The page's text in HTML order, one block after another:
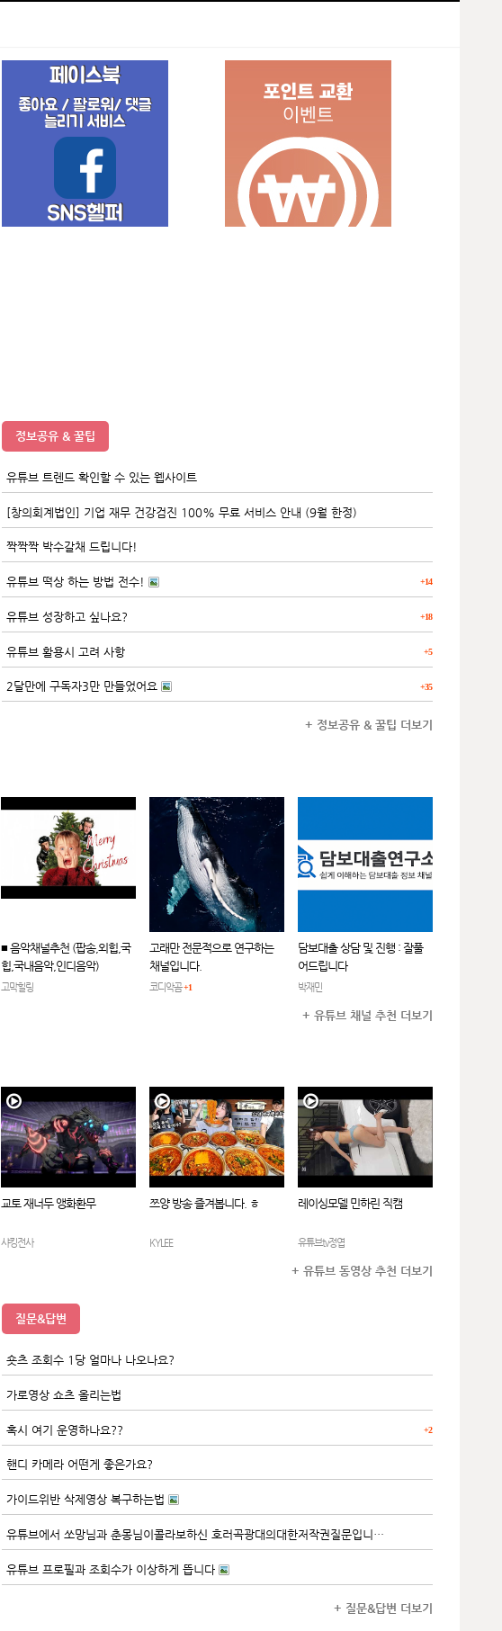
정보공유 & 꿀팁
유튜브 트렌드 확인할 수 있는 웹사이트
[창의회계법인] 기업 재무 건강검진 100% 무료 서비스 안내 (9월 한정)
짝짝짝 박수갈채 드립니다!
+14
유튜브 떡상 하는 방법 전수!
+18
유튜브 성장하고 싶나요?
+5
유튜브 활용시 고려 사항
+35
2달만에 구독자3만 만들었어요
+ 정보공유 & 꿀팁 더보기
■ 음악채널추천 (팝송,외힙,국
힙,국내음악,인디음악)
고막힐링
고래만 전문적으로 연구하는
채널입니다.
코디악곰+1
담보대출 상담 및 진행 : 잘풀
어드립니다
박재민
+ 유튜브 채널 추천 더보기
교토 재너두 앵화환무
샤킹전사
쯔양 방송 즐겨봅니다. ㅎ
KYLEE
레이싱모델 민하린 직캠
유튜브tv정엽
+ 유튜브 동영상 추천 더보기
질문&답변
숏츠 조회수 1당 얼마나 나오나요?
가로영상 쇼츠 올리는법
+2
혹시 여기 운영하나요??
핸디 카메라 어떤게 좋은가요?
가이드위반 삭제영상 복구하는법
유튜브에서 쏘망님과 춘몽님이콜라보하신 호러곡광대의대한저작권질문입니다.
유튜브 프로필과 조회수가 이상하게 뜹니다
+ 질문&답변 더보기